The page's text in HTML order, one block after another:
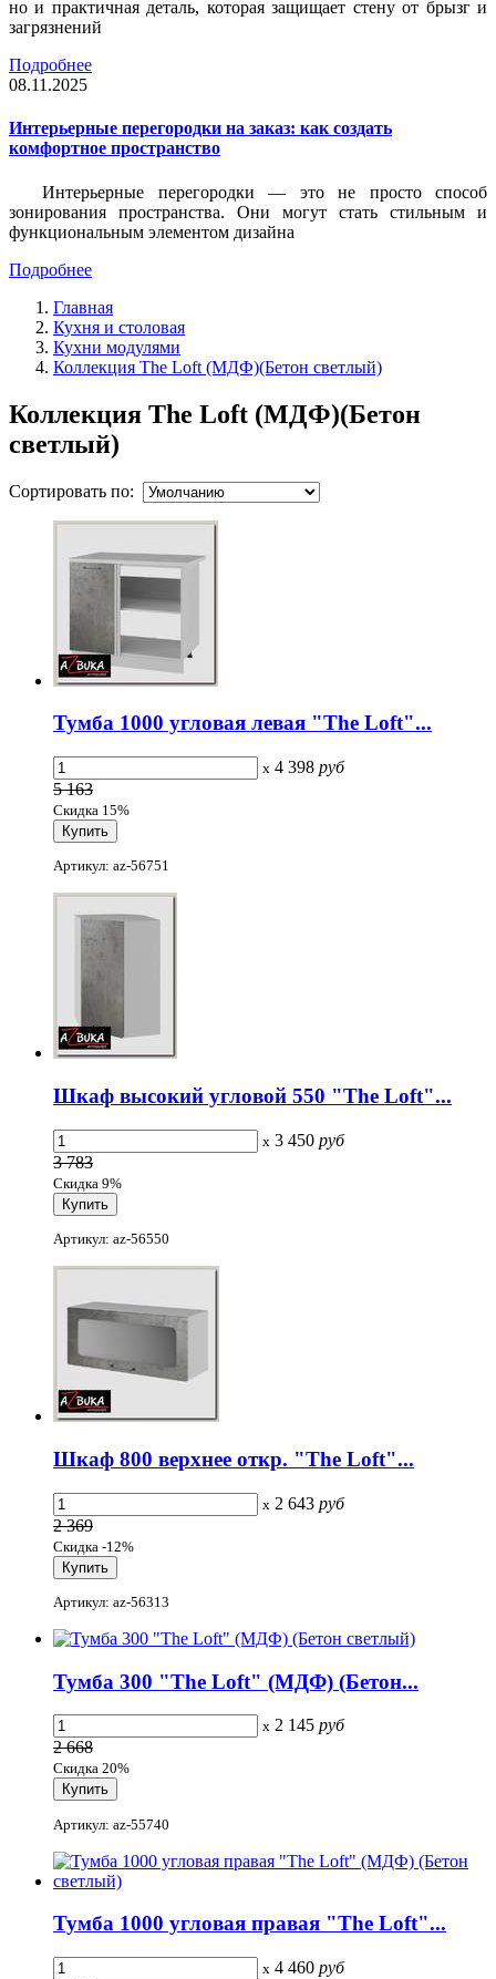
но и практичная деталь, которая защищает стену от брызг и
загрязнений
Подробнее
08.11.2025
Интерьерные перегородки на заказ: как создать
комфортное пространство
Интерьерные перегородки — это не просто способ
зонирования пространства. Они могут стать стильным и
функциональным элементом дизайна
Подробнее
Главная
Кухня и столовая
Кухни модулями
Коллекция The Loft (МДФ)(Бетон светлый)
Коллекция The Loft (МДФ)(Бетон
светлый)
Сортировать по:
Тумба 1000 угловая левая "The Loft"...
x 4 398 руб
5 163
Скидка 15%
Артикул: az-56751
Шкаф высокий угловой 550 "The Loft"...
x 3 450 руб
3 783
Скидка 9%
Артикул: az-56550
Шкаф 800 верхнее откр. "The Loft"...
x 2 643 руб
2 369
Скидка -12%
Артикул: az-56313
Тумба 300 "The Loft" (МДФ) (Бетон...
x 2 145 руб
2 668
Скидка 20%
Артикул: az-55740
Тумба 1000 угловая правая "The Loft"...
x 4 460 руб